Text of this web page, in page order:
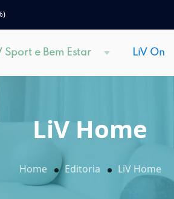
Sport e Bem Estar LiV On
LiV Home
Home Editoria LiV Home